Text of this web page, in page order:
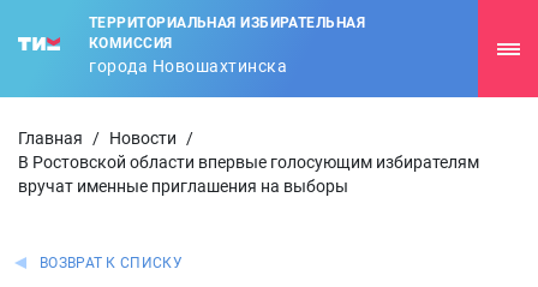
ТЕРРИТОРИАЛЬНАЯ ИЗБИРАТЕЛЬНАЯ
КОМИССИЯ
города Новошахтинска
Главная / Новости
/
В Ростовской области впервые голосующим избирателям
вручат именные приглашения на выборы
ВОЗВРАТ К СПИСКУ